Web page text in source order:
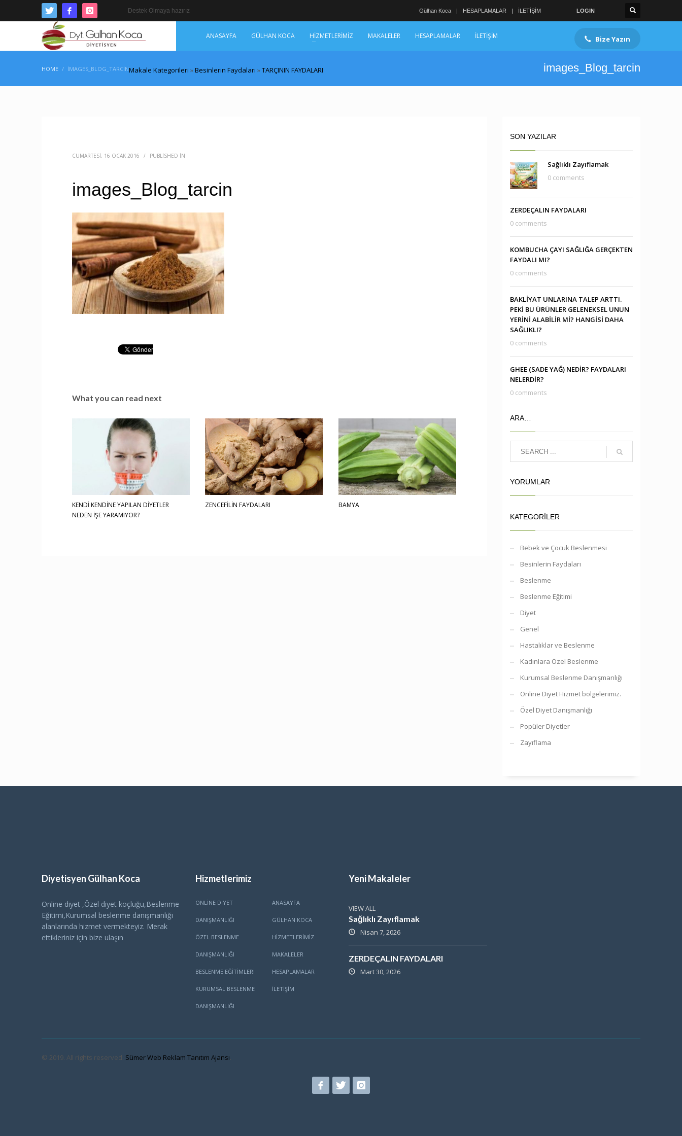
Destek Olmaya hazırız Gülhan Koca HESAPLAMALAR İLETİŞİM LOGIN
ANASAYFA GÜLHAN KOCA HİZMETLERİMİZ MAKALELER HESAPLAMALAR İLETİŞİM Bize Yazın
HOME Makale Kategorileri »Besinlerin Faydaları »TARÇININ FAYDALARI
IMAGES_BLOG_TARCIN images_Blog_tarcin
CUMARTESI, 16 OCAK 2016 / PUBLISHED IN
images_Blog_tarcin
What you can read next
KENDİ KENDİNE YAPILAN DİYETLER
NEDEN İŞE YARAMIYOR?
ZENCEFİLİN FAYDALARI BAMYA
SON YAZILAR
Sağlıklı Zayıflamak
0 comments
ZERDEÇALIN FAYDALARI
0 comments
KOMBUCHA ÇAYI SAĞLIĞA GERÇEKTEN
FAYDALI MI?
0 comments
BAKLİYAT UNLARINA TALEP ARTTI.
PEKİ BU ÜRÜNLER GELENEKSEL UNUN
YERİNİ ALABİLİR Mİ? HANGİSİ DAHA
SAĞLIKLI?
0 comments
GHEE (SADE YAĞ) NEDİR? FAYDALARI
NELERDİR?
0 comments
ARA…
YORUMLAR
KATEGORILER
Bebek ve Çocuk Beslenmesi
Besinlerin Faydaları
Beslenme
Beslenme Eğitimi
Diyet
Genel
Hastalıklar ve Beslenme
Kadınlara Özel Beslenme
Kurumsal Beslenme Danışmanlığı
Online Diyet Hizmet bölgelerimiz.
Özel Diyet Danışmanlığı
Popüler Diyetler
Zayıflama
Diyetisyen Gülhan Koca
Online diyet ,Özel diyet koçluğu,Beslenme
Eğitimi,Kurumsal beslenme danışmanlığı
alanlarında hizmet vermekteyiz. Merak
ettikleriniz için bize ulaşın
Hizmetlerimiz
ONLINE DIYET
DANIŞMANLIĞI
ÖZEL BESLENME
DANIŞMANLIĞI
BESLENME EĞITIMLERI
KURUMSAL BESLENME
DANIŞMANLIĞI
ANASAYFA
GÜLHAN KOCA
HİZMETLERİMİZ
MAKALELER
HESAPLAMALAR
İLETİŞİM
Yeni Makaleler
VIEW ALL
Sağlıklı Zayıflamak
Nisan 7, 2026
ZERDEÇALIN FAYDALARI
Mart 30, 2026
© 2019. All rights reserved. Sümer Web Reklam Tanıtım Ajansı.